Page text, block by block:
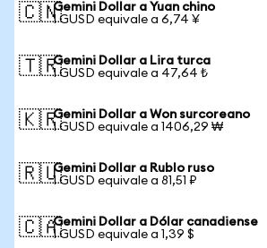
🇨🇳Gemini Dollar a Yuan chino
1 GUSD equivale a 6,74 ¥
🇹🇷Gemini Dollar a Lira turca
1 GUSD equivale a 47,64 ₺
🇰🇷Gemini Dollar a Won surcoreano
1 GUSD equivale a 1406,29 ₩
🇷🇺Gemini Dollar a Rublo ruso
1 GUSD equivale a 81,51 ₽
🇨🇦Gemini Dollar a Dólar canadiense
1 GUSD equivale a 1,39 $